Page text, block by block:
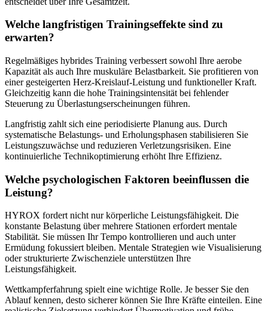
Welche langfristigen Trainingseffekte sind zu
erwarten?
Regelmäßiges hybrides Training verbessert sowohl Ihre aerobe
Kapazität als auch Ihre muskuläre Belastbarkeit. Sie profitieren von
einer gesteigerten Herz-Kreislauf-Leistung und funktioneller Kraft.
Gleichzeitig kann die hohe Trainingsintensität bei fehlender
Steuerung zu Überlastungserscheinungen führen.
Langfristig zahlt sich eine periodisierte Planung aus. Durch
systematische Belastungs- und Erholungsphasen stabilisieren Sie
Leistungszuwächse und reduzieren Verletzungsrisiken. Eine
kontinuierliche Technikoptimierung erhöht Ihre Effizienz.
Welche psychologischen Faktoren beeinflussen die
Leistung?
HYROX fordert nicht nur körperliche Leistungsfähigkeit. Die
konstante Belastung über mehrere Stationen erfordert mentale
Stabilität. Sie müssen Ihr Tempo kontrollieren und auch unter
Ermüdung fokussiert bleiben. Mentale Strategien wie Visualisierung
oder strukturierte Zwischenziele unterstützen Ihre
Leistungsfähigkeit.
Wettkampferfahrung spielt eine wichtige Rolle. Je besser Sie den
Ablauf kennen, desto sicherer können Sie Ihre Kräfte einteilen. Eine